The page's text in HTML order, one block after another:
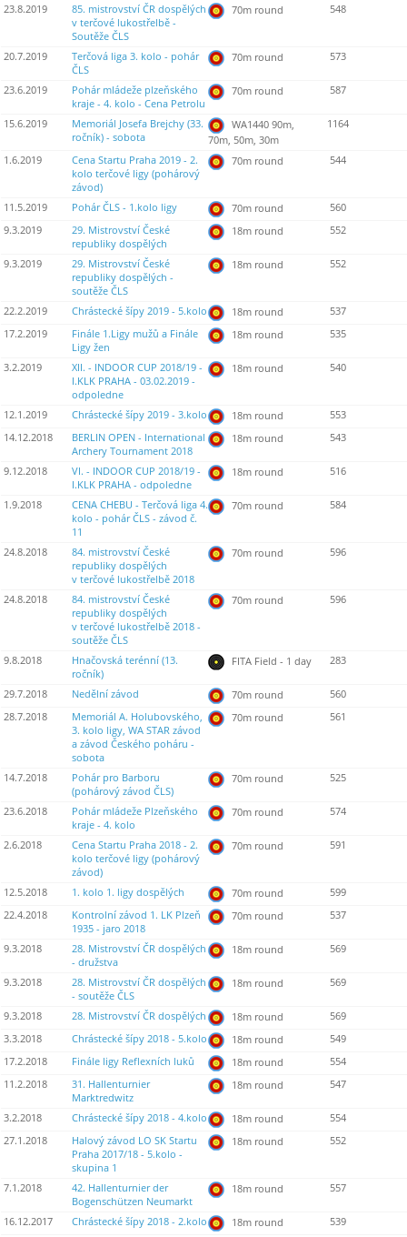
23.8.2019
85. mistrovství ČR dospělých
v terčové lukostřelbě -
Soutěže ČLS
70m round 548
20.7.2019
Terčová liga 3. kolo - pohár
ČLS
70m round 573
23.6.2019
Pohár mládeže plzeňského
kraje - 4. kolo - Cena Petrolu
70m round 587
15.6.2019
Memoriál Josefa Brejchy (33.
ročník) - sobota
WA1440 90m,
70m, 50m, 30m
1164
1.6.2019
Cena Startu Praha 2019 - 2.
kolo terčové ligy (pohárový
závod)
70m round 544
11.5.2019 Pohár ČLS - 1.kolo ligy 70m round
560
9.3.2019
29. Mistrovství České
republiky dospělých
18m round 552
9.3.2019
29. Mistrovství České
republiky dospělých -
soutěže ČLS
18m round 552
22.2.2019 Chrástecké šípy 2019 - 5.kolo 18m round
537
17.2.2019
Finále 1.Ligy mužů a Finále
Ligy žen
18m round 535
3.2.2019
XII. - INDOOR CUP 2018/19 -
I.KLK PRAHA - 03.02.2019 -
odpoledne
18m round 540
12.1.2019 Chrástecké šípy 2019 - 3.kolo 18m round
553
14.12.2018
BERLIN OPEN - International
Archery Tournament 2018
18m round 543
9.12.2018
VI. - INDOOR CUP 2018/19 -
I.KLK PRAHA - odpoledne
18m round 516
1.9.2018
CENA CHEBU - Terčová liga 4.
kolo - pohár ČLS - závod č.
11
70m round 584
24.8.2018
84. mistrovství České
republiky dospělých
v terčové lukostřelbě 2018
70m round 596
24.8.2018
84. mistrovství České
republiky dospělých
v terčové lukostřelbě 2018 -
soutěže ČLS
70m round 596
9.8.2018
Hnačovská terénní (13.
ročník)
FITA Field - 1 day 283
29.7.2018 Nedělní závod 70m round
560
28.7.2018
Memoriál A. Holubovského,
3. kolo ligy, WA STAR závod
a závod Českého poháru -
sobota
70m round 561
14.7.2018
Pohár pro Barboru
(pohárový závod ČLS)
70m round 525
23.6.2018
Pohár mládeže Plzeňského
kraje - 4. kolo
70m round 574
2.6.2018
Cena Startu Praha 2018 - 2.
kolo terčové ligy (pohárový
závod)
70m round 591
12.5.2018 1. kolo 1. ligy dospělých 70m round
599
22.4.2018
Kontrolní závod 1. LK Plzeň
1935 - jaro 2018
70m round 537
9.3.2018
28. Mistrovství ČR dospělých
- družstva
18m round 569
9.3.2018
28. Mistrovství ČR dospělých
- soutěže ČLS
18m round 569
9.3.2018 28. Mistrovství ČR dospělých 18m round
569
3.3.2018
Chrástecké šípy 2018 - 5.kolo 18m round
549
17.2.2018
Finále ligy Reflexních luků 18m round
554
11.2.2018
31. Hallenturnier
Marktredwitz
18m round 547
3.2.2018 Chrástecké šípy 2018 - 4.kolo 18m round
554
27.1.2018
Halový závod LO SK Startu
Praha 2017/18 - 5.kolo -
skupina 1
18m round 552
7.1.2018
42. Hallenturnier der
Bogenschützen Neumarkt
18m round 557
16.12.2017 Chrástecké šípy 2018 - 2.kolo 18m round
539